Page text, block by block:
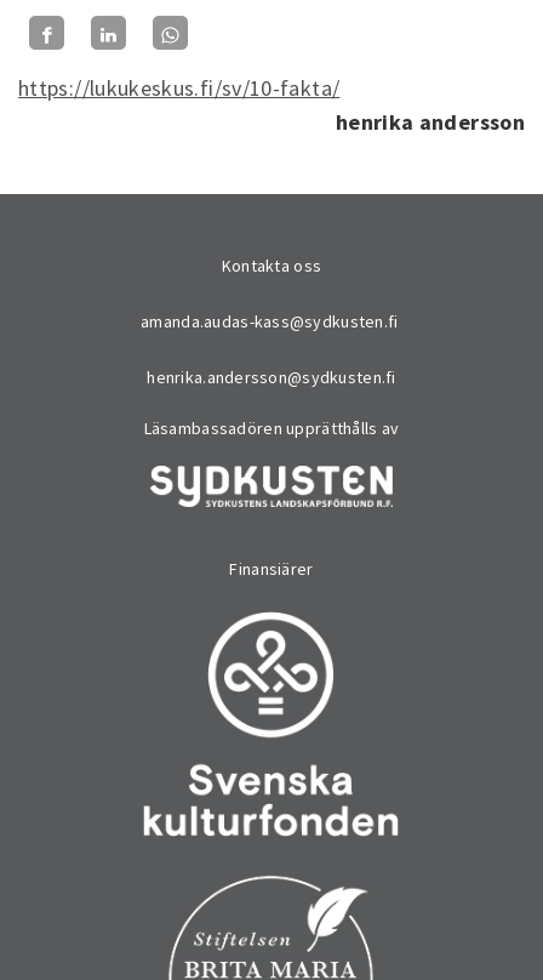
https://lukukeskus.fi/sv/10-fakta/
henrika andersson
Kontakta oss
amanda.audas-kass@sydkusten.fi
henrika.andersson@sydkusten.fi
Läsambassadören upprätthålls av
Finansiärer